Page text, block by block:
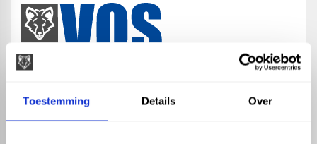
Toestemming Details Over
phone_enabled +31 416 75 02 55
mail info@vosproducts.nl